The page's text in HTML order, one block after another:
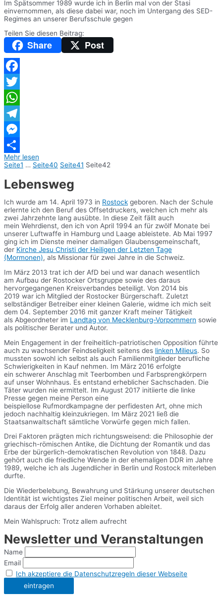
Im Spätsommer 1989 wurde ich in Berlin mal von der Stasi
einvernommen, als diese dabei war, noch im Untergang des SED-
Regimes an unserer Berufsschule gegen
Teilen Sie diesen Beitrag:
Share Post
Facebook
Twitter
WhatsApp
Telegram
Messenger
Teilen
Mehr lesen
Seite1 … Seite40 Seite41 Seite42
Lebensweg
Ich wurde am 14. April 1973 in Rostock geboren. Nach der Schule
erlernte ich den Beruf des Offsetdruckers, welchen ich mehr als
zwei Jahrzehnte lang ausübte. In diese Zeit fällt auch
mein Wehrdienst, den ich von April 1994 an für zwölf Monate bei
unserer Luftwaffe in Hamburg und Laage ableistete. Ab Mai 1997
ging ich im Dienste meiner damaligen Glaubensgemeinschaft,
der Kirche Jesu Christi der Heiligen der Letzten Tage
(Mormonen), als Missionar für zwei Jahre in die Schweiz.
Im März 2013 trat ich der AfD bei und war danach wesentlich
am Aufbau der Rostocker Ortsgruppe sowie des daraus
hervorgegangenen Kreisverbandes beteiligt. Von 2014 bis
2019 war ich Mitglied der Rostocker Bürgerschaft. Zuletzt
selbständiger Betreiber einer kleinen Galerie, widme ich mich seit
dem 04. September 2016 mit ganzer Kraft meiner Tätigkeit
als Abgeordneter im Landtag von Mecklenburg-Vorpommern sowie
als politischer Berater und Autor.
Mein Engagement in der freiheitlich-patriotischen Opposition führte
auch zu wachsender Feindseligkeit seitens des linken Milieus. So
mussten sowohl ich selbst als auch Familienmitglieder berufliche
Schwierigkeiten in Kauf nehmen. Im März 2016 erfolgte
ein schwerer Anschlag mit Teerbomben und Farbsprengkörpern
auf unser Wohnhaus. Es entstand erheblicher Sachschaden. Die
Täter wurden nie ermittelt. Im August 2017 initiierte die linke
Presse gegen meine Person eine
beispiellose Rufmordkampagne der perfidesten Art, ohne mich
jedoch nachhaltig kleinzukriegen. Im März 2021 ließ die
Staatsanwaltschaft sämtliche Vorwürfe gegen mich fallen.
Drei Faktoren prägten mich richtungsweisend: die Philosophie der
griechisch-römischen Antike, die Dichtung der Romantik und das
Erbe der bürgerlich-demokratischen Revolution von 1848. Dazu
gehört auch die friedliche Wende in der ehemaligen DDR im Jahre
1989, welche ich als Jugendlicher in Berlin und Rostock miterleben
durfte.
Die Wiederbelebung, Bewahrung und Stärkung unserer deutschen
Identität ist wichtigstes Ziel meiner politischen Arbeit, weil sich
daraus der Erfolg aller anderen Vorhaben ableitet.
Mein Wahlspruch: Trotz allem aufrecht
Newsletter und Veranstaltungen
Name
Email
Ich akzeptiere die Datenschutzregeln dieser Webseite